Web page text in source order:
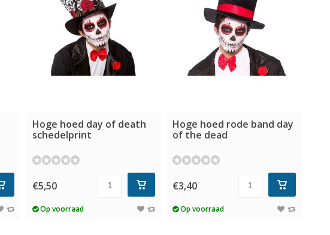
Hoge hoed day of death
schedelprint
€5,50
Op voorraad
Hoge hoed rode band day
of the dead
€3,40
Op voorraad